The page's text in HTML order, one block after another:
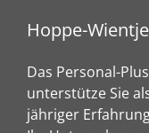
Hoppe-
Das Personal-
unterstütze Sie
jähriger